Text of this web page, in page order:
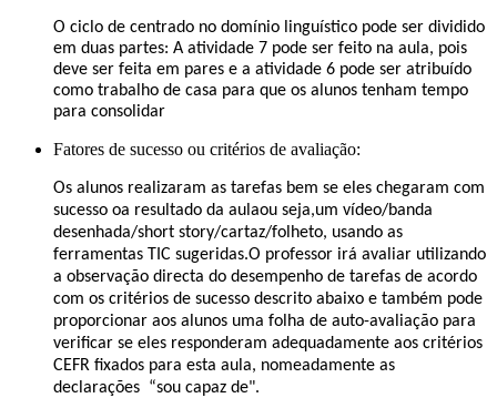
O ciclo de centrado no domínio linguístico pode ser dividido
em duas partes: A atividade 7 pode ser feito na aula, pois
deve ser feita em pares e a atividade 6 pode ser atribuído
como trabalho de casa para que os alunos tenham tempo
para consolidar
Fatores de sucesso ou critérios de avaliação:
Os alunos realizaram as tarefas bem se eles chegaram com
sucesso oa resultado da aulaou seja,um vídeo/banda
desenhada/short story/cartaz/folheto, usando as
ferramentas TIC sugeridas.O professor irá avaliar utilizando
a observação directa do desempenho de tarefas de acordo
com os critérios de sucesso descrito abaixo e também pode
proporcionar aos alunos uma folha de auto-avaliação para
verificar se eles responderam adequadamente aos critérios
CEFR fixados para esta aula, nomeadamente as
declarações “sou capaz de".